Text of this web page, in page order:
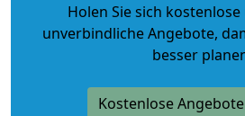
Holen Sie sich
unverbindliche Angebote,
besser
Kostenlose